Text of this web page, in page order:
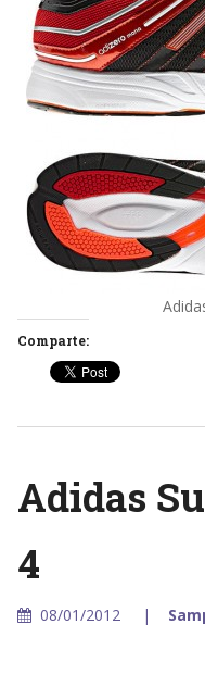
Comparte:
Adidas
4
08/01/2012